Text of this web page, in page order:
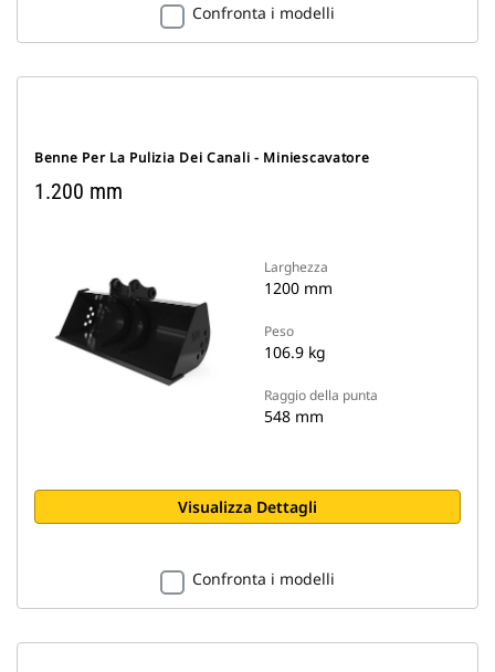
Confronta i modelli
Benne Per La Pulizia Dei Canali - Miniescavatore
1.200 mm
Larghezza
1200 mm
Peso
106.9 kg
Raggio della punta
548 mm
Visualizza Dettagli
Confronta i modelli